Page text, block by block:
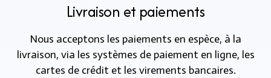
Livraison et paiements
Nous acceptons les paiements en espèce, à la
livraison, via les systèmes de paiement en ligne, les
cartes de crédit et les virements bancaires.